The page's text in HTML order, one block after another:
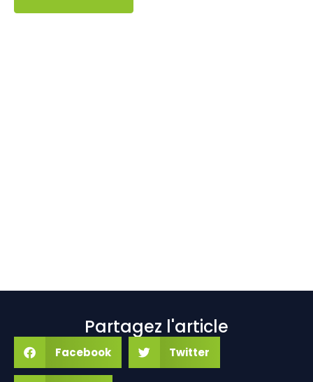
Partagez l'article
Facebook Twitter